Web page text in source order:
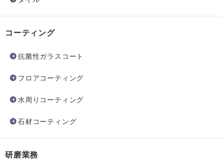
コーティング
抗菌性ガラスコート
フロアコーティング
水周りコーティング
石材コーティング
研磨業務